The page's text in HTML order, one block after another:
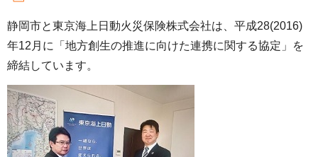
静岡市と東京海上日動火災保険株式会社は、平成28(2016)
年12月に「地方創生の推進に向けた連携に関する協定」を
締結しています。